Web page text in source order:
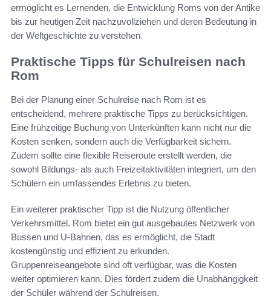
ermöglicht es Lernenden, die Entwicklung Roms von der Antike
bis zur heutigen Zeit nachzuvollziehen und deren Bedeutung in
der Weltgeschichte zu verstehen.
Praktische Tipps für Schulreisen nach
Rom
Bei der Planung einer Schulreise nach Rom ist es
entscheidend, mehrere praktische Tipps zu berücksichtigen.
Eine frühzeitige Buchung von Unterkünften kann nicht nur die
Kosten senken, sondern auch die Verfügbarkeit sichern.
Zudem sollte eine flexible Reiseroute erstellt werden, die
sowohl Bildungs- als auch Freizeitaktivitäten integriert, um den
Schülern ein umfassendes Erlebnis zu bieten.
Ein weiterer praktischer Tipp ist die Nutzung öffentlicher
Verkehrsmittel. Rom bietet ein gut ausgebautes Netzwerk von
Bussen und U-Bahnen, das es ermöglicht, die Stadt
kostengünstig und effizient zu erkunden.
Gruppenreiseangebote sind oft verfügbar, was die Kosten
weiter optimieren kann. Dies fördert zudem die Unabhängigkeit
der Schüler während der Schulreisen.